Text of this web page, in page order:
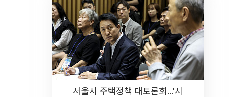
서울시 주택정책 대토론회...'시